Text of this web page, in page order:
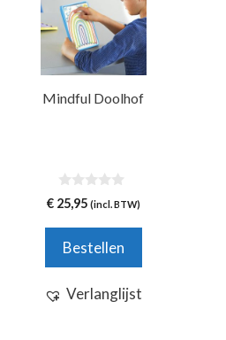
Mindful Doolhof
0
v
5
€25,95 (incl. BTW)
Bestellen
Verlanglijst